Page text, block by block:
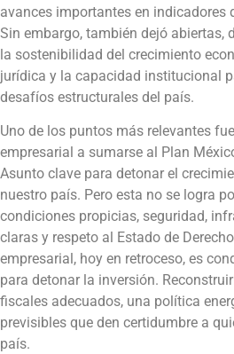
avances importantes en indicadores
Sin embargo, también dejó abiertas,
la sostenibilidad del crecimiento
jurídica y la capacidad institucional
desafíos estructurales del país.
Uno de los puntos más relevantes
empresarial a sumarse al Plan
Asunto clave para detonar el
nuestro país. Pero esta no se logra
condiciones propicias, seguridad,
claras y respeto al Estado de
empresarial, hoy en retroceso, es
para detonar la inversión.
fiscales adecuados, una política
previsibles que den certidumbre a
país.